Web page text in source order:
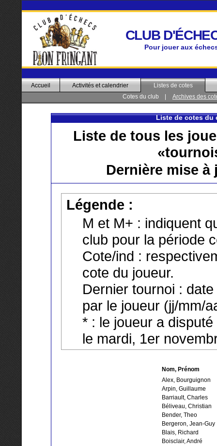
CLUB
Pour jouer aux
Accueil Activités et calendrier
Listes de cotes
Cotes du club
Archives des
Liste de cotes du
Liste de tous les
Dernière mise à
Légende :
M et M+ : indiquent
club pour la période
Cote/ind :
cote du joueur.
Dernier tournoi :
par le joueur (jj/mm/
* : le joueur a
le mardi, 1er
Nom, Prénom
Alex, Bourguignon
Arpin, Guillaume
Barriault, Charles
Béliveau, Christian
Bender, Theo
Bergeron, Jean-Guy
Blais, Richard
Boisclair, André